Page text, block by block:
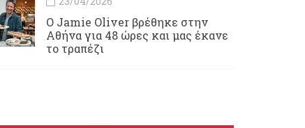
Ο Jamie Oliver βρέθηκε στην
Αθήνα για 48 ώρες και μας έκανε
το τραπέζι